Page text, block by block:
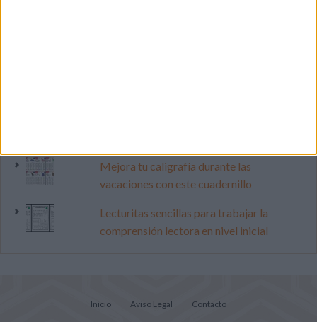
Mejora tu caligrafía durante las
vacaciones con este cuadernillo
Lecturitas sencillas para trabajar la
comprensión lectora en nivel inicial
Inicio Aviso Legal Contacto